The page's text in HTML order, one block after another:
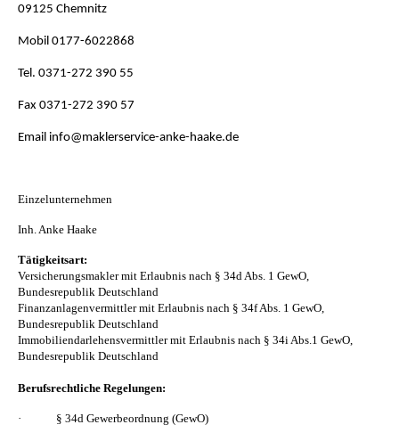
09125 Chemnitz
Mobil 0177-6022868
Tel. 0371-272 390 55
Fax 0371-272 390 57
Email info@maklerservice-anke-haake.de
Einzelunternehmen
Inh. Anke Haake
Tätigkeitsart:
Versicherungsmakler mit Erlaubnis nach § 34d Abs. 1 GewO,
Bundesrepublik Deutschland
Finanzanlagenvermittler mit Erlaubnis nach § 34f Abs. 1 GewO,
Bundesrepublik Deutschland
Immobiliendarlehensvermittler mit Erlaubnis nach § 34i Abs.1 GewO,
Bundesrepublik Deutschland
Berufsrechtliche Regelungen:
· § 34d Gewerbeordnung (GewO)